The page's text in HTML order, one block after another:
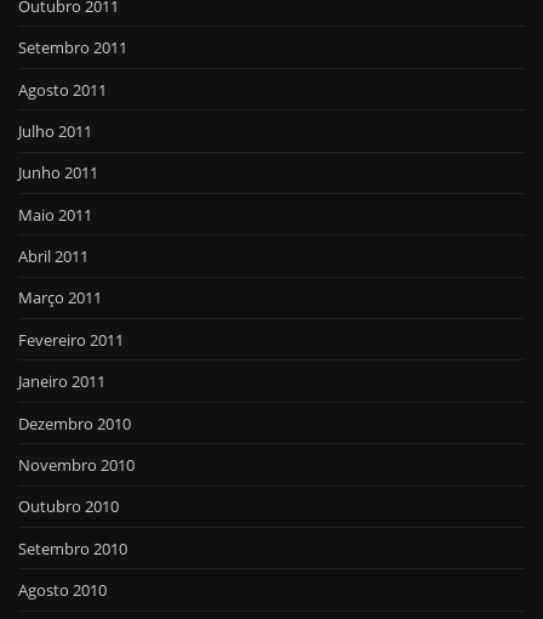
Outubro 2011
Setembro 2011
Agosto 2011
Julho 2011
Junho 2011
Maio 2011
Abril 2011
Março 2011
Fevereiro 2011
Janeiro 2011
Dezembro 2010
Novembro 2010
Outubro 2010
Setembro 2010
Agosto 2010